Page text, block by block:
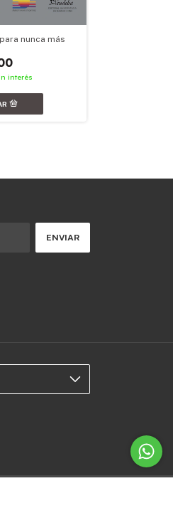
nunca más
interés